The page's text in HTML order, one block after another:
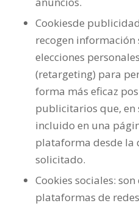
Cookiesde
recogen información
elecciones
(retargeting) para
forma más eficaz
publicitarios que, en
incluido en una
plataforma desde la
solicitado.
Cookies sociales:
plataformas de